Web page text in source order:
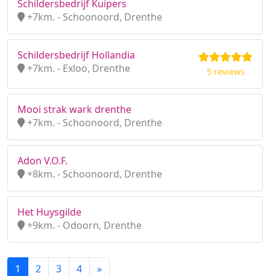
Schildersbedrijf Kuipers
+7km. - Schoonoord, Drenthe
Schildersbedrijf Hollandia
+7km. - Exloo, Drenthe
5 reviews
Mooi strak wark drenthe
+7km. - Schoonoord, Drenthe
Adon V.O.F.
+8km. - Schoonoord, Drenthe
Het Huysgilde
+9km. - Odoorn, Drenthe
1 2 3 4 »